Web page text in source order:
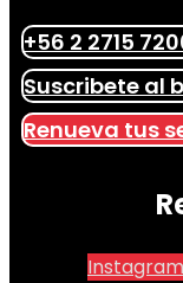
+56 2 2715
Suscribete al
Renueva tus
Instagram